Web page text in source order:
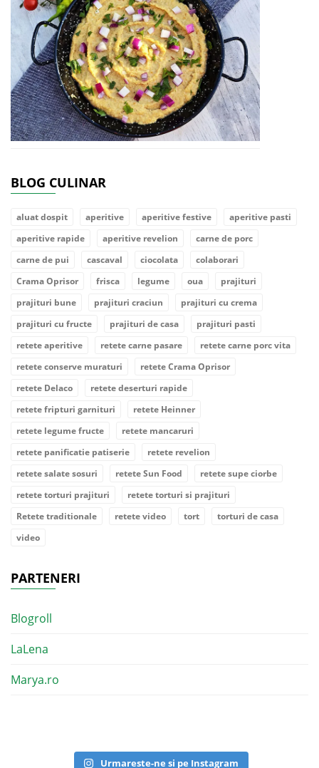
BLOG CULINAR
aluat dospit aperitive aperitive festive
aperitive pasti
aperitive rapide
aperitive revelion
carne de porc
carne de pui
cascaval ciocolata
colaborari
Crama Oprisor
frisca legume oua
prajituri
prajituri bune
prajituri craciun
prajituri cu crema
prajituri cu fructe
prajituri de casa
prajituri pasti
retete aperitive
retete carne pasare
retete carne porc vita
retete conserve muraturi
retete Crama Oprisor
retete Delaco
retete deserturi rapide
retete fripturi garnituri
retete Heinner
retete legume fructe
retete mancaruri
retete panificatie patiserie
retete revelion
retete salate sosuri
retete Sun Food
retete supe ciorbe
retete torturi prajituri
retete torturi si prajituri
Retete traditionale
retete video tort
torturi de casa
video
PARTENERI
Blogroll
LaLena
Marya.ro
Urmareste-ne si pe Instagram